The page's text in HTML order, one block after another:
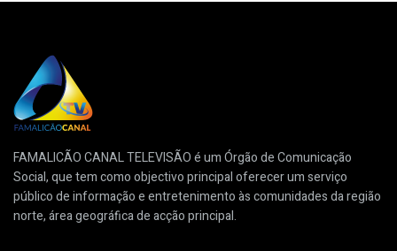
FAMALICÃO CANAL TELEVISÃO é um Órgão de Comunicação
Social, que tem como objectivo principal oferecer um serviço
público de informação e entretenimento às comunidades da região
norte, área geográfica de acção principal.